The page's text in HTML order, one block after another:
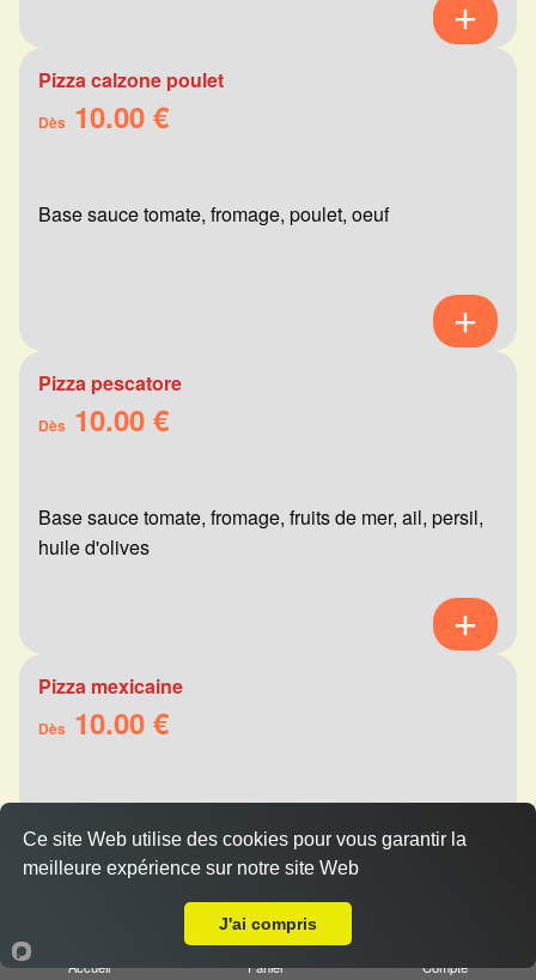
Pizza calzone poulet
Dès 10.00 €
Base sauce tomate, fromage, poulet, oeuf
Pizza pescatore
Dès 10.00 €
Base sauce tomate, fromage, fruits de mer, ail, persil,
huile d'olives
Pizza mexicaine
Dès 10.00 €
merguez, champignons, poivrons
Accueil Panier Compte
Ce site Web utilise des cookies pour vous garantir la
meilleure expérience sur notre site Web
J'ai compris